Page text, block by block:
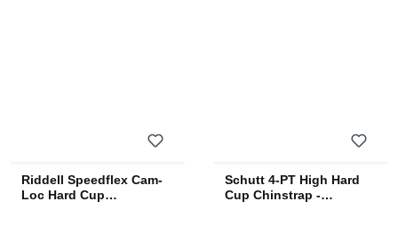
Riddell Speedflex Cam-
Loc Hard Cup
Schutt 4-PT High Hard
Cup Chinstrap -